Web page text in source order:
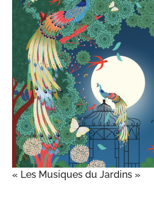
« Les Musiques du Jardins »